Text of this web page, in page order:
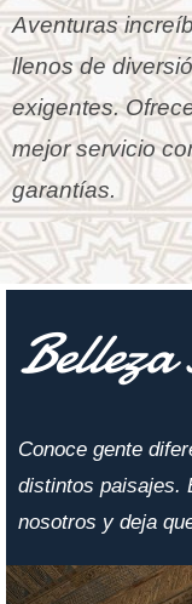
Aventuras
llenos de
exigentes.
mejor servicio
garantías.
Belleza
Conoce gente
distintos paisajes.
nosotros y deja